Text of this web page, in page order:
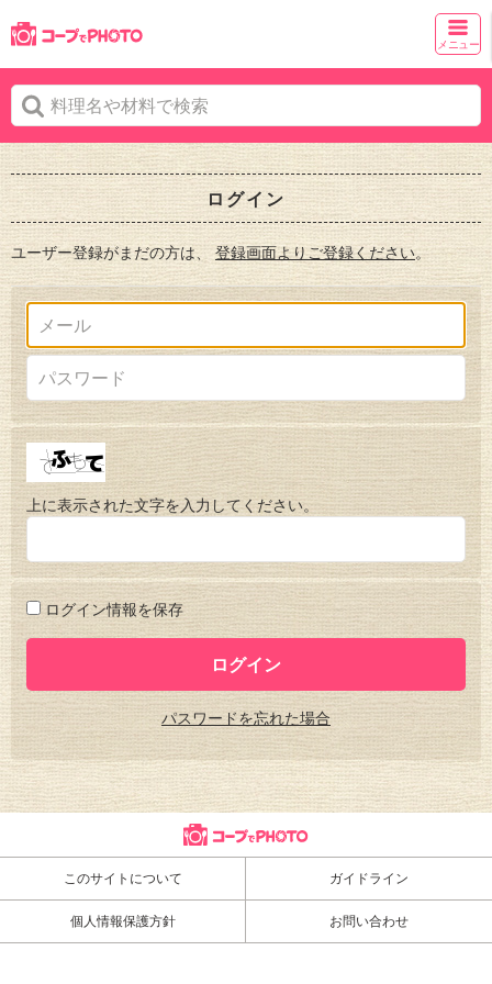
メニュー
ログイン
ユーザー登録がまだの方は、 登録画面よりご登録ください。
上に表示された文字を入力してください。
ログイン情報を保存
パスワードを忘れた場合
このサイトについて ガイドライン
個人情報保護方針 お問い合わせ